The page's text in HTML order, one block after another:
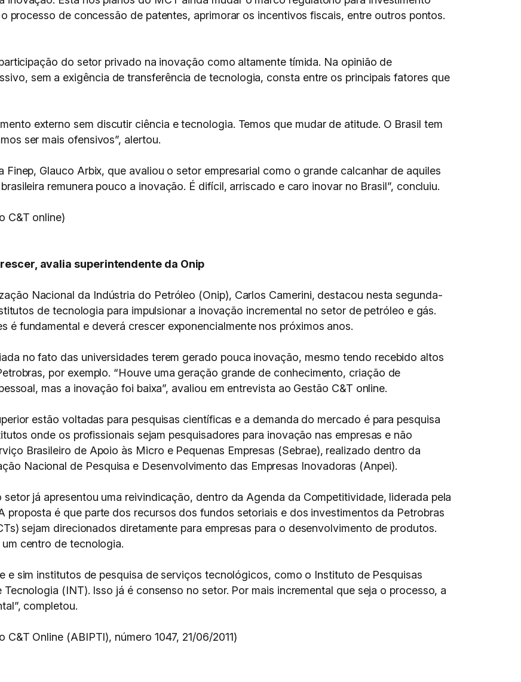
processo de concessão de patentes, aprimorar os incentivos fiscais, entre outros pontos.
do setor privado na inovação como altamente tímida. Na opinião de
sem a exigência de transferência de tecnologia, consta entre os principais fatores que
externo sem discutir ciência e tecnologia. Temos que mudar de atitude. O Brasil tem
ser mais ofensivos”, alertou.
Glauco Arbix, que avaliou o setor empresarial como o grande calcanhar de aquiles
remunera pouco a inovação. É difícil, arriscado e caro inovar no Brasil”, concluiu.
C&T online)
avalia superintendente da Onip
Nacional da Indústria do Petróleo (Onip), Carlos Camerini, destacou nesta segunda-
de tecnologia para impulsionar a inovação incremental no setor de petróleo e gás.
é fundamental e deverá crescer exponencialmente nos próximos anos.
no fato das universidades terem gerado pouca inovação, mesmo tendo recebido altos
por exemplo. “Houve uma geração grande de conhecimento, criação de
mas a inovação foi baixa”, avaliou em entrevista ao Gestão C&T online.
estão voltadas para pesquisas científicas e a demanda do mercado é para pesquisa
onde os profissionais sejam pesquisadores para inovação nas empresas e não
Brasileiro de Apoio às Micro e Pequenas Empresas (Sebrae), realizado dentro da
Nacional de Pesquisa e Desenvolvimento das Empresas Inovadoras (Anpei).
já apresentou uma reivindicação, dentro da Agenda da Competitividade, liderada pela
proposta é que parte dos recursos dos fundos setoriais e dos investimentos da Petrobras
sejam direcionados diretamente para empresas para o desenvolvimento de produtos.
centro de tecnologia.
e sim institutos de pesquisa de serviços tecnológicos, como o Instituto de Pesquisas
(INT). Isso já é consenso no setor. Por mais incremental que seja o processo, a
completou.
Online (ABIPTI), número 1047, 21/06/2011)